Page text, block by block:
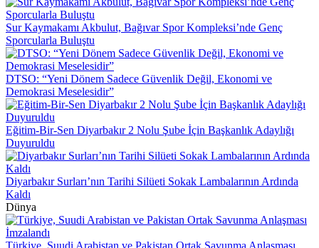
Sur Kaymakamı Akbulut, Bağıvar Spor Kompleksi’nde Genç
Sporcularla Buluştu
DTSO: “Yeni Dönem Sadece Güvenlik Değil, Ekonomi ve
Demokrasi Meselesidir”
Eğitim-Bir-Sen Diyarbakır 2 Nolu Şube İçin Başkanlık Adaylığı
Duyuruldu
Diyarbakır Surları’nın Tarihi Silüeti Sokak Lambalarının Ardında
Kaldı
Dünya
Türkiye, Suudi Arabistan ve Pakistan Ortak Savunma Anlaşması